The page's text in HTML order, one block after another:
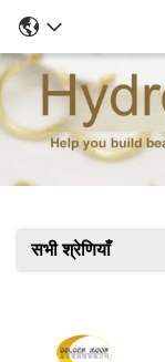
सभी श्रेणियाँ